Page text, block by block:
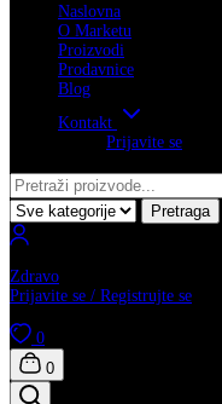
Naslovna
O Marketu
Proizvodi
Prodavnice
Blog
Kontakt
Prijavite se
Pretraga
Zdravo
Prijavite se / Registrujte se
0
0